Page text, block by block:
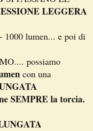
LEGGERA
1000 lumen... e poi di
possiamo
con una
SEMPRE la torcia.